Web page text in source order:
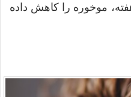
کردن نوک مو هر 6–8 هفته، موخوره را کاهش داده